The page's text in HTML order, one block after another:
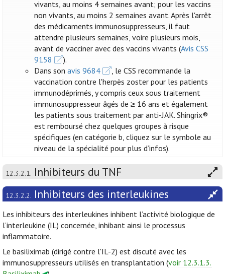
vivants, au moins 4 semaines avant; pour les vaccins
non vivants, au moins 2 semaines avant. Après l'arrêt
des médicaments immunosuppresseurs, il faut
attendre plusieurs semaines, voire plusieurs mois,
avant de vacciner avec des vaccins vivants (Avis CSS
9158
).
Dans sonavis 9684
, le CSS recommande la
vaccination contre l'herpès zoster pour les patients
immunodéprimés, y compris ceux sous traitement
immunosuppresseur âgés de ≥ 16 ans et également
les patients sous traitement par anti-JAK. Shingrix®
est remboursé chez quelques groupes à risque
spécifiques (en catégorie b, cliquez sur le symbole au
niveau de la spécialité pour plus d’infos).
12.3.2.1. Inhibiteurs du TNF
12.3.2.2. Inhibiteurs des interleukines
Les inhibiteurs des interleukines inhibent l’activité biologique de
l’interleukine (IL) concernée, inhibant ainsi le processus
inflammatoire.
Le basiliximab (dirigé contre l'IL-2) est discuté avec les
immunosuppresseurs utilisés en transplantation (voir 12.3.1.3.